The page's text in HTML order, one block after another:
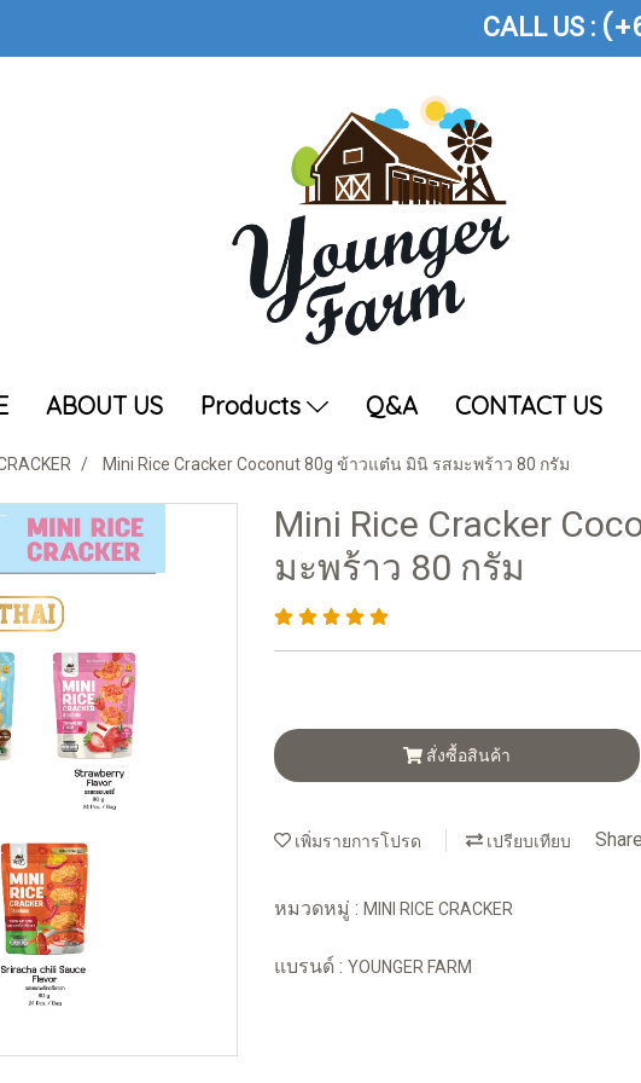
CALL US :
ABOUT US Products Q&A CONTACT US
Mini Rice Cracker Coconut 80g ข้าวแต๋น มินิ รสมะพร้าว 80 กรัม
Mini Rice Cracker
มะพร้าว 80 กรัม
สั่งซื้อสินค้า
เพิ่มรายการโปรด เปรียบเทียบ
หมวดหมู่ : MINI RICE CRACKER
แบรนด์ : YOUNGER FARM